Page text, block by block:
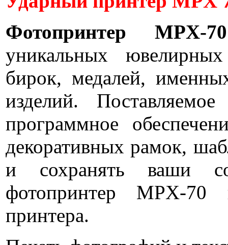
Фотопринтер MPX-70
уникальных
бирок, медалей,
изделий.
программное
декоративных рамок,
и сохранять ваши
фотопринтер MPX-70
принтера.